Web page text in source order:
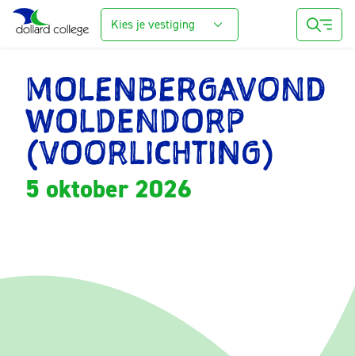
Kies je vestiging
MOLENBERGAVOND
WOLDENDORP
(VOORLICHTING)
5 oktober 2026